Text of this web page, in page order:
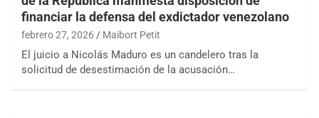
financiar la defensa del exdictador venezolano
febrero 27, 2026 Maibort Petit
El juicio a Nicolás Maduro es un candelero tras la
solicitud de desestimación de la acusación…